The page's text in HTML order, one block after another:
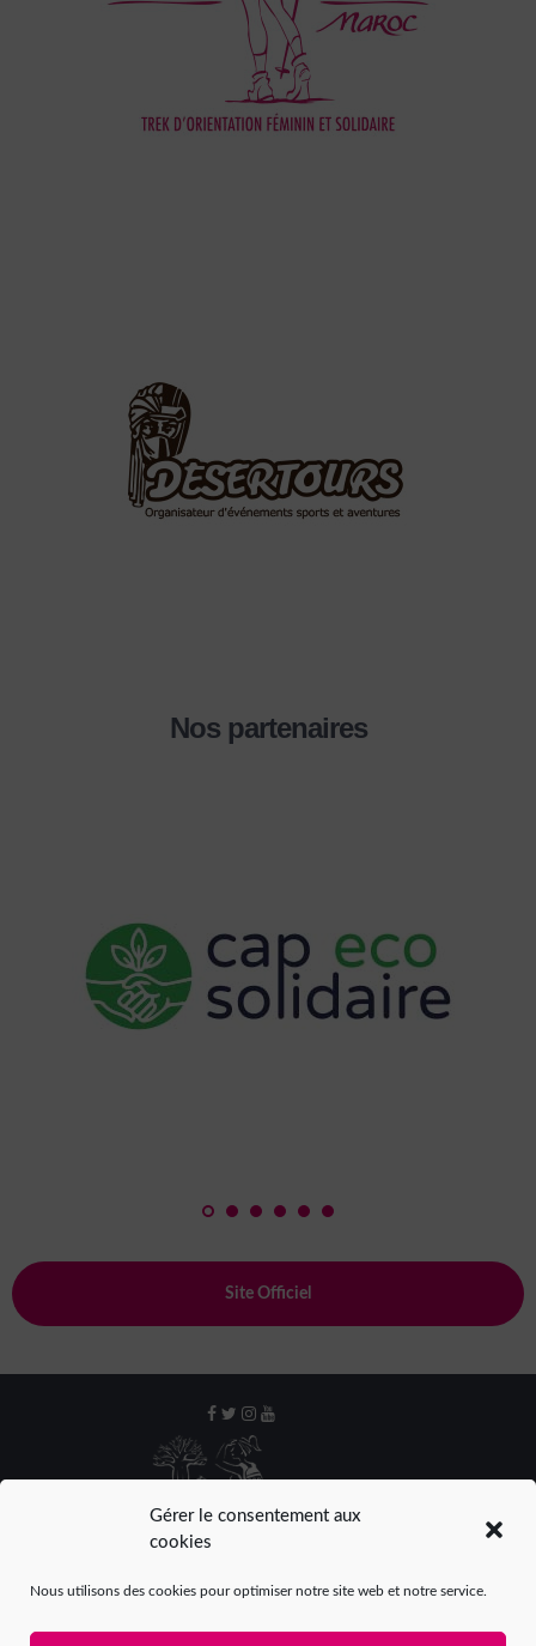
Gérer le consentement aux
cookies
Nous utilisons des cookies pour optimiser notre site web et notre service.
Nos partenaires
Site Officiel